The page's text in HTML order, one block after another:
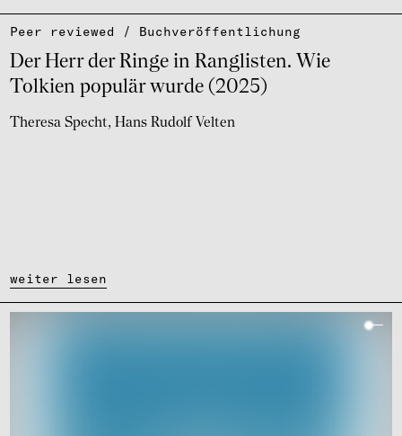
Der Herr der Ringe in Ranglis­ten. Wie
Tolkien popu­lär wurde (2025)
Peer reviewed / Buch­ver­öf­fent­li­chung
Theresa Specht Hans Rudolf Velten
weiter lesen